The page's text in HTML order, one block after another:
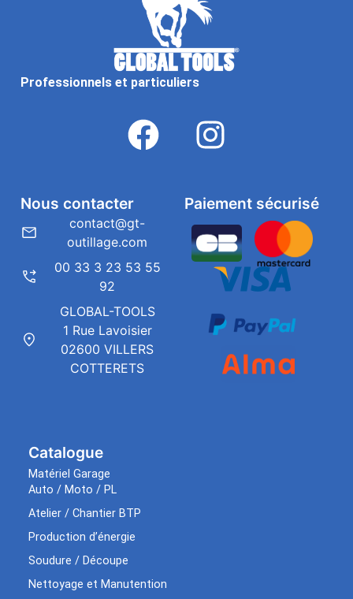
Professionnels et particuliers
Catalogue
Matériel Garage
Auto / Moto / PL
Atelier / Chantier BTP
Production d’énergie
Soudure / Découpe
Nettoyage et Manutention
Paiement sécurisé
Nous contacter
contact@gt-
outillage.com
00 33 3 23 53 55
92
GLOBAL-TOOLS
1 Rue Lavoisier
02600 VILLERS
COTTERETS